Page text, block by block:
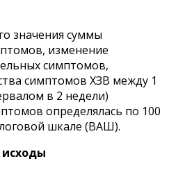
значения суммы
изменение
симптомов,
симптомов ХЗВ между 1
в 2 недели)
определялась по 100
шкале (ВАШ).